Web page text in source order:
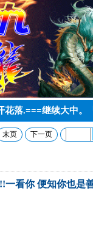
落.===继续大中。
末页 下一页
一看你 便知你也是